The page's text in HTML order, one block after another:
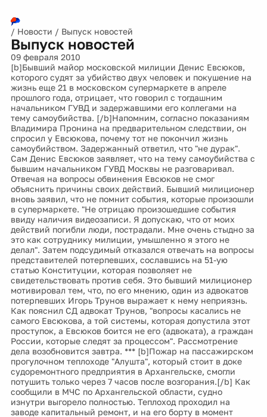
/ Новости / Выпуск новостей
Выпуск новостей
09 февраля 2010
[b]Бывший майор московской милиции Денис Евсюков,
которого судят за убийство двух человек и покушение на
жизнь еще 21 в московском супермаркете в апреле
прошлого года, отрицает, что говорил с тогдашним
начальником ГУВД и задержавшими его коллегами на
тему самоубийства. [/b]Напомним, согласно показаниям
Владимира Пронина на предварительном следствии, он
спросил у Евсюкова, почему тот не покончил жизнь
самоубийством. Задержанный ответил, что "не дурак".
Сам Денис Евсюков заявляет, что на тему самоубийства с
бывшим начальником ГУВД Москвы не разговаривал.
Отвечая на вопросы обвинения Евсюков не смог
объяснить причины своих действий. Бывший милиционер
вновь заявил, что не помнит события, которые произошли
в супермаркете. "Не отрицаю произошедшие события
ввиду наличия видеозаписи. Я допускаю, что от моих
действий погибли люди, пострадали. Мне очень стыдно за
это как сотруднику милиции, умышленно я этого не
делал". Затем подсудимый отказался отвечать на вопросы
представителей потерпевших, сославшись на 51-ую
статью Конституции, которая позволяет не
свидетельствовать против себя. Это бывший милиционер
мотивировал тем, что, по его мнению, один из адвокатов
потерпевших Игорь Трунов выражает к нему неприязнь.
Как пояснил СД адвокат Трунов, "вопросы касались не
самого Евсюкова, а той системы, которая допустила этот
проступок, а Евсюков боится не его (адвоката), а граждан
России, которые следят за процессом". Рассмотрение
дела возобновится завтра. *** [b]Пожар на пассажирском
прогулочном теплоходе "Алушта", который стоит в доке
судоремонтного предприятия в Архангельске, смогли
потушить только через 7 часов после возгорания.[/b] Как
сообщили в МЧС по Архангельской области, судно
изнутри выгорело полностью. Теплоход проходил на
заводе капитальный ремонт, и на его борту в момент